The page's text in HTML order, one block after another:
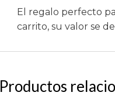
El regalo perfecto
carrito, su valor se
Productos